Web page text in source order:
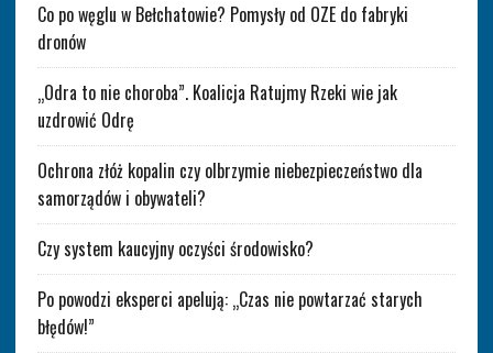
Co po węglu w Bełchatowie? Pomysły od OZE do fabryki
dronów
„Odra to nie choroba”. Koalicja Ratujmy Rzeki wie jak
uzdrowić Odrę
Ochrona złóż kopalin czy olbrzymie niebezpieczeństwo dla
samorządów i obywateli?
Czy system kaucyjny oczyści środowisko?
Po powodzi eksperci apelują: „Czas nie powtarzać starych
błędów!”